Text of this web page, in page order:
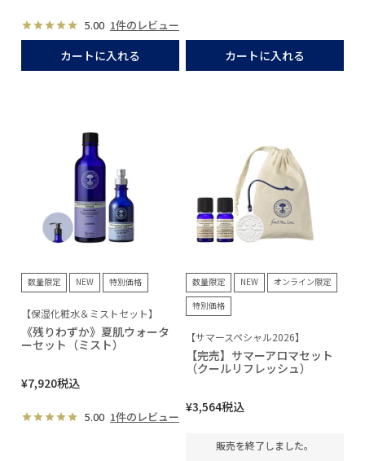
5.00 1件のレビュー
カートに入れる カートに入れる
数量限定 NEW 特別価格
【保湿化粧水＆ミストセット】
《残りわずか》夏肌ウォータ
ーセット（ミスト）
¥7,920税込
5.00 1件のレビュー
数量限定 NEW
オンライン限定
特別価格
【サマースペシャル2026】
【完売】サマーアロマセット
（クールリフレッシュ）
¥3,564税込
販売を終了しました。